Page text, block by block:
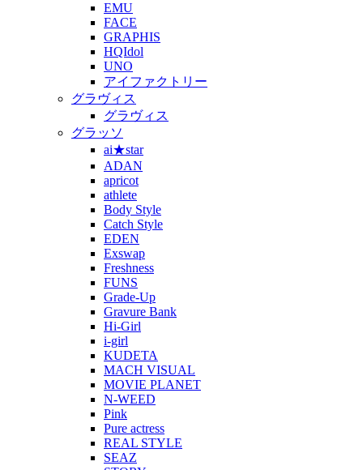
EMU
FACE
GRAPHIS
HQIdol
UNO
アイファクトリー
グラヴィス
グラヴィス
グラッソ
ai★star
ADAN
apricot
athlete
Body Style
Catch Style
EDEN
Exswap
Freshness
FUNS
Grade-Up
Gravure Bank
Hi-Girl
i-girl
KUDETA
MACH VISUAL
MOVIE PLANET
N-WEED
Pink
Pure actress
REAL STYLE
SEAZ